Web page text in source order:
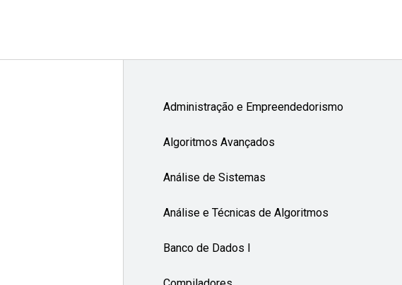
Administração e Empreendedorismo
Algoritmos Avançados
Análise de Sistemas
Análise e Técnicas de Algoritmos
Banco de Dados I